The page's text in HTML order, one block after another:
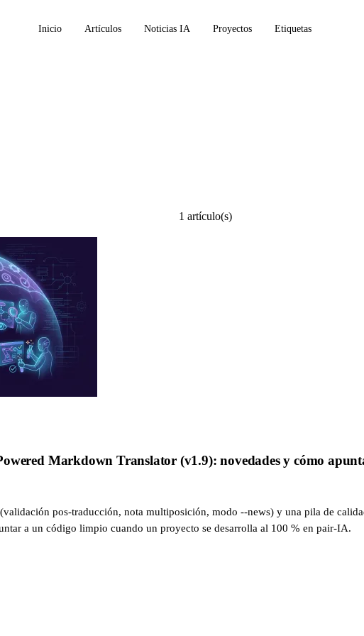
Inicio Artículos Noticias IA Proyectos Etiquetas
1 artículo(s)
Markdown Translator (v1.9): novedades y cómo
pos-traducción, nota multiposición, modo --news) y una pila de
a un código limpio cuando un proyecto se desarrolla al 100 % en pair-IA.